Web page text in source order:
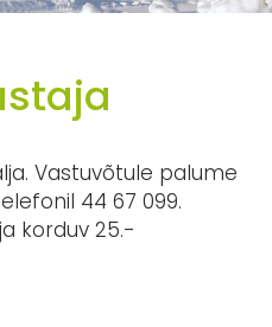
Vastuvõtule palume
44 67 099.
korduv 25.-